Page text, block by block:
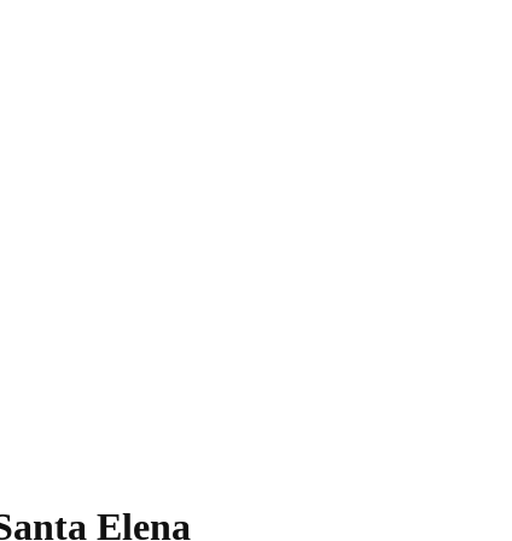
Elena